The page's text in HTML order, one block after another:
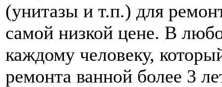
(унитазы и т.п.) для
самой низкой цене. В
каждому человеку,
ремонта ванной более 3